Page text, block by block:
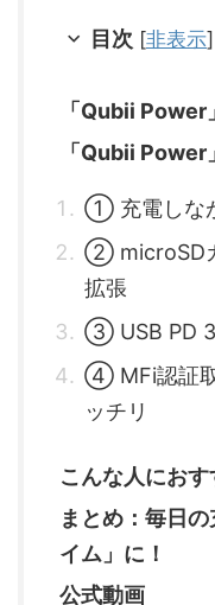
目次 [非表示]
「Qubii Power
「Qubii Power
① 充電しな
② microSD
拡張
③ USB PD
④ MFi認証
ッチリ
こんな人におす
まとめ：毎日
イム」に！
公式動画